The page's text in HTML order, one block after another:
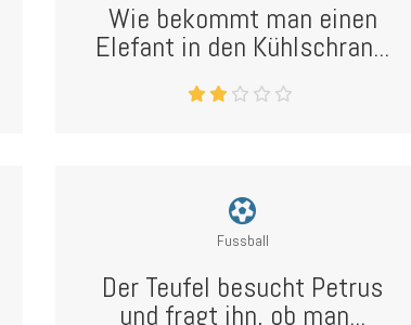
Wie bekommt man einen
Elefant in den Kühlschran...
Fussball
Der Teufel besucht Petrus
und fragt ihn, ob man...